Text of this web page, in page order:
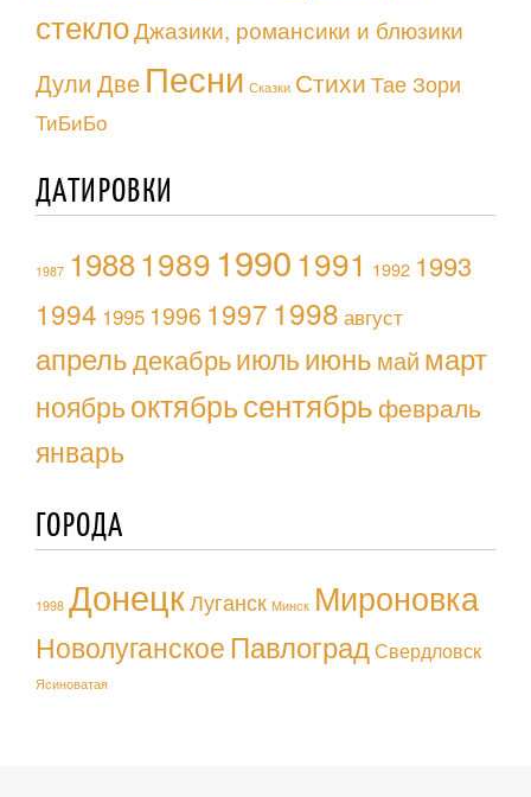
стеклоДжазики, романсики и блюзики
Дули Две Песни Сказки СтихиТае Зори
ТиБиБо
ДАТИРОВКИ
1987 19881989 19901991 1992 1993
1994 1995 1996 1997 1998 август
апрельдекабрьиюльиюнь май март
ноябрьоктябрьсентябрьфевраль
январь
ГОРОДА
1998 ДонецкЛуганск Минск Мироновка
Новолуганское ПавлоградСвердловск
Ясиноватая